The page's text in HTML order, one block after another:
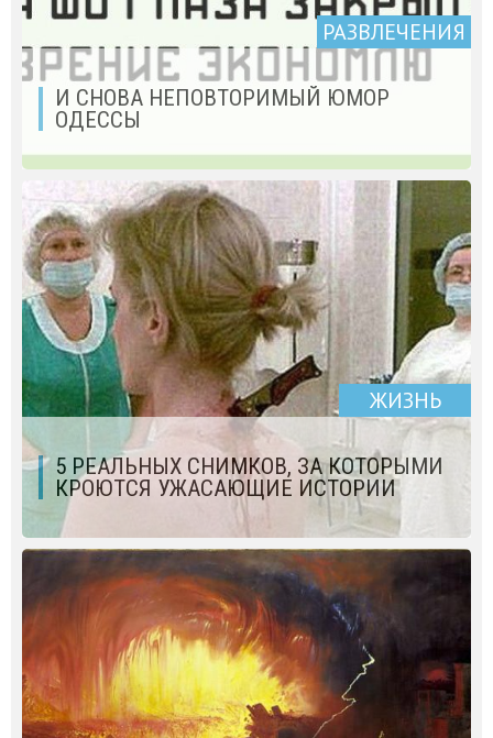
РАЗВЛЕЧЕНИЯ
И СНОВА НЕПОВТОРИМЫЙ ЮМОР
ОДЕССЫ
ЖИЗНЬ
5 РЕАЛЬНЫХ CНИМКОВ, ЗА КОТОРЫМИ
КРОЮТСЯ УЖАСАЮЩИЕ ИСТОРИИ